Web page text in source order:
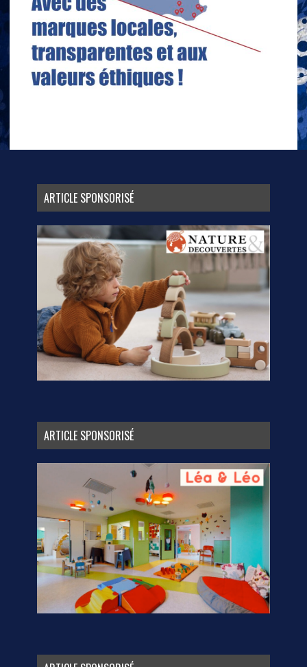
ARTICLE SPONSORISÉ
ARTICLE SPONSORISÉ